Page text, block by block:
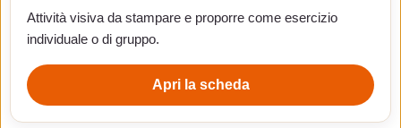
Attività visiva da stampare e proporre come esercizio
individuale o di gruppo.
Apri la scheda